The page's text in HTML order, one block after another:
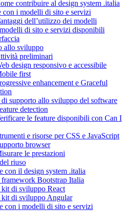
contribuire al design system .italia
con i modelli di sito e servizi
dell’utilizzo dei modelli
di sito e servizi disponibili
allo sviluppo
preliminari
design responsivo e accessibile
first
enhancement e Graceful
supporto allo sviluppo del software
detection
le feature disponibili con Can I
e risorse per CSS e JavaScript
browser
le prestazioni
riuso
con il design system .italia
Bootstrap Italia
di sviluppo React
di sviluppo Angular
con i modelli di sito e servizi